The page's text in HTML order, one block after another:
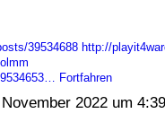
39534688 http://
Fortfahren
2022 um